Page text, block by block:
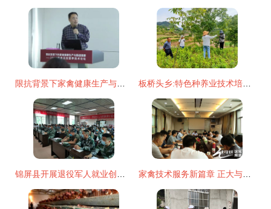
限抗背景下家禽健康生产与肠道健康 无抗营养技术论坛在上海美农圆满召开 板桥头乡:特色种养业技术培训助力乡村振兴
锦屏县开展退役军人就业创业技能培训 家禽技术服务新篇章 正大与晋龙携手深化技术交流